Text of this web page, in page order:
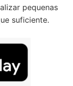
pequenas
suficiente.